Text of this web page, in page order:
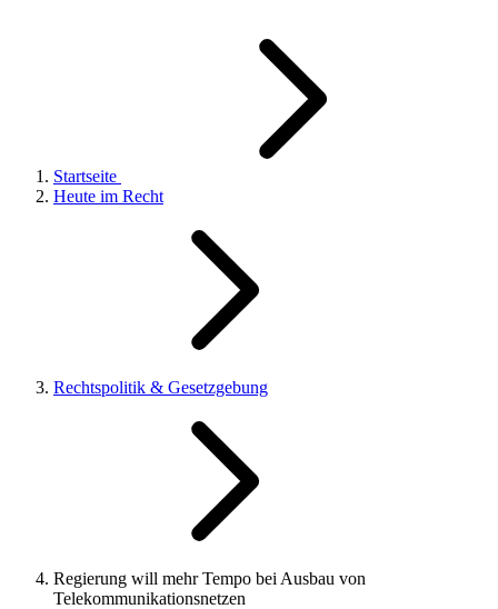
Startseite
Heute im Recht
Rechtspolitik & Gesetzgebung
Regierung will mehr Tempo bei Ausbau von
Telekommunikationsnetzen